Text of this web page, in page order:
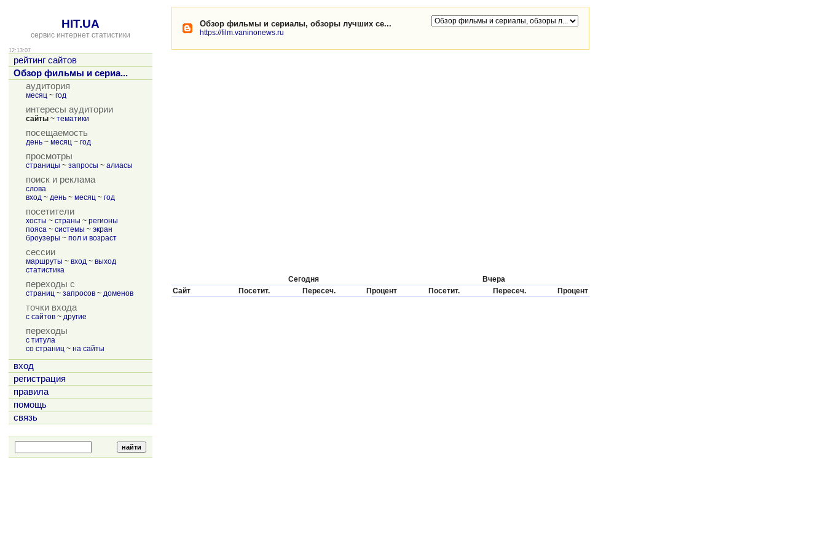
HIT.UA
сервис интернет статистики
12:13:07
рейтинг сайтов
Обзор фильмы и сериа...
аудитория
месяц ~ год
интересы аудитории
сайты ~ тематики
посещаемость
день ~ месяц ~ год
просмотры
страницы ~ запросы ~ алиасы
поиск и реклама
слова
вход ~ день ~ месяц ~ год
посетители
хосты ~ страны ~ регионы
пояса ~ системы ~ экран
броузеры ~ пол и возраст
сессии
маршруты ~ вход ~ выход
статистика
переходы с
страниц ~ запросов ~ доменов
точки входа
с сайтов ~ другие
переходы
с титула
со страниц ~ на сайты
вход
регистрация
правила
помощь
связь
Обзор фильмы и сериалы, обзоры лучших се...
https://film.vaninonews.ru
Сегодня
Вчера
Сайт
Посетит. Пересеч. Процент Посетит. Пересеч. Процент